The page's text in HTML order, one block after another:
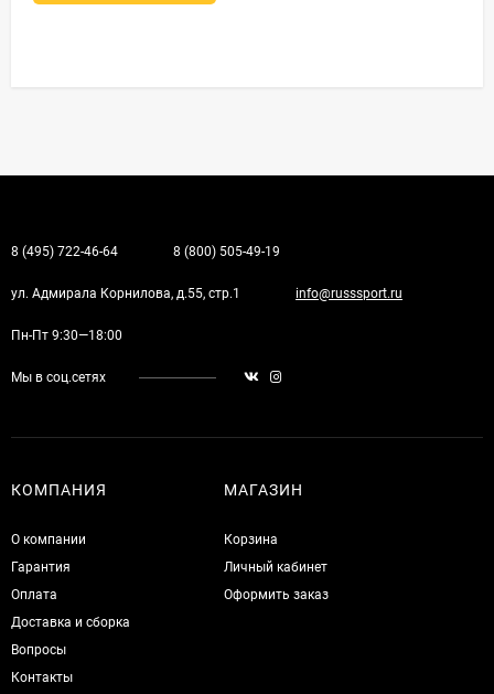
8 (495) 722-46-64 8 (800) 505-49-19
ул. Адмирала Корнилова, д.55, стр.1 info@russsport.ru
Пн-Пт 9:30—18:00
Мы в соц.сетях
КОМПАНИЯ
О компании
Гарантия
Оплата
Доставка и сборка
Вопросы
Контакты
МАГАЗИН
Корзина
Личный кабинет
Оформить заказ